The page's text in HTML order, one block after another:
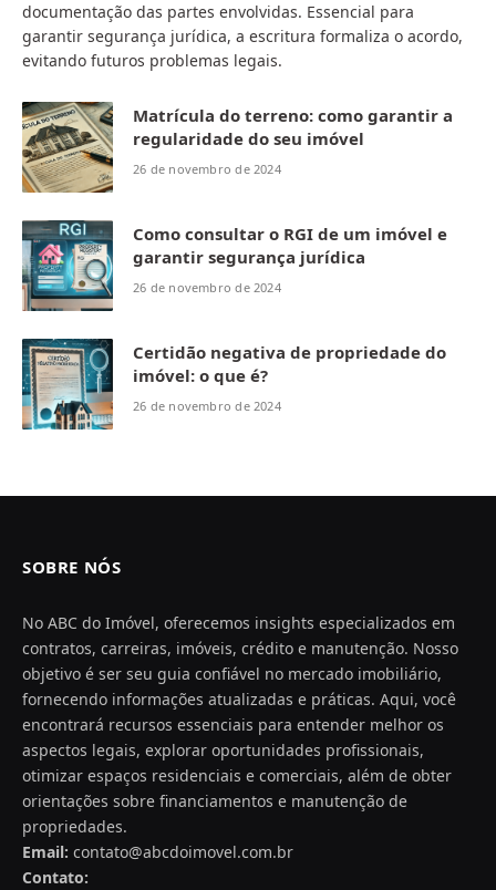
documentação das partes envolvidas. Essencial para
garantir segurança jurídica, a escritura formaliza o acordo,
evitando futuros problemas legais.
Matrícula do terreno: como garantir a
regularidade do seu imóvel
26 de novembro de 2024
Como consultar o RGI de um imóvel e
garantir segurança jurídica
26 de novembro de 2024
Certidão negativa de propriedade do
imóvel: o que é?
26 de novembro de 2024
SOBRE NÓS
No ABC do Imóvel, oferecemos insights especializados em
contratos, carreiras, imóveis, crédito e manutenção. Nosso
objetivo é ser seu guia confiável no mercado imobiliário,
fornecendo informações atualizadas e práticas. Aqui, você
encontrará recursos essenciais para entender melhor os
aspectos legais, explorar oportunidades profissionais,
otimizar espaços residenciais e comerciais, além de obter
orientações sobre financiamentos e manutenção de
propriedades.
Email: contato@abcdoimovel.com.br
Contato: